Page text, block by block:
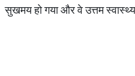
सुखमय हो गया और वे उत्तम